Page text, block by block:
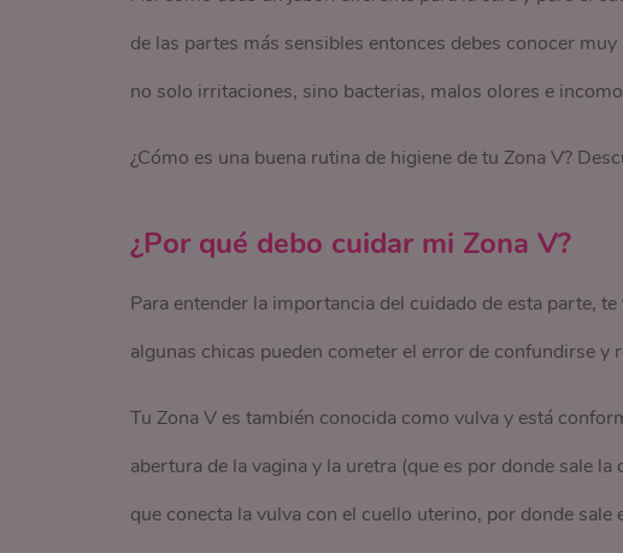
de las partes más sensibles entonces debes conocer
no solo irritaciones, sino bacterias, malos olores e
¿Cómo es una buena rutina de higiene de tu Zona V?
¿Por qué debo cuidar mi Zona V?
Para entender la importancia del cuidado de esta parte,
algunas chicas pueden cometer el error de confundirse y
Tu Zona V es también conocida como vulva y está
abertura de la vagina y la uretra (que es por donde sale
que conecta la vulva con el cuello uterino, por donde